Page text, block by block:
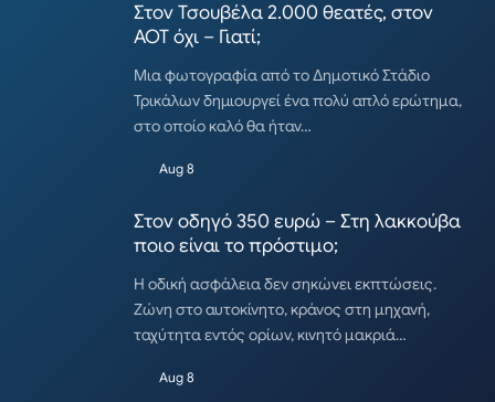
Στον Τσουβέλα 2.000 θεατές, στον
ΑΟΤ όχι – Γιατί;
Μια φωτογραφία από το Δημοτικό Στάδιο
Τρικάλων δημιουργεί ένα πολύ απλό ερώτημα,
στο οποίο καλό θα ήταν…
Aug 8
Στον οδηγό 350 ευρώ – Στη λακκούβα
ποιο είναι το πρόστιμο;
Η οδική ασφάλεια δεν σηκώνει εκπτώσεις.
Ζώνη στο αυτοκίνητο, κράνος στη μηχανή,
ταχύτητα εντός ορίων, κινητό μακριά…
Aug 8